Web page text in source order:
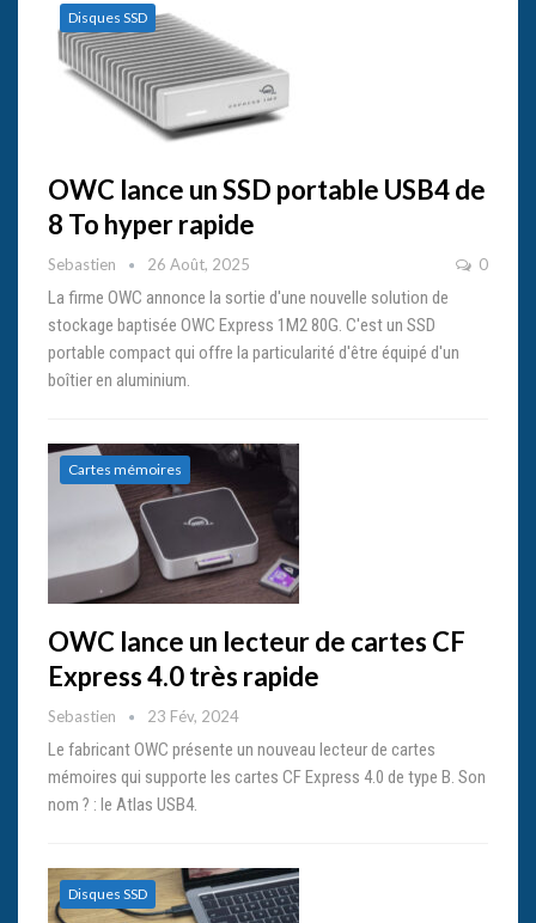
Disques SSD
OWC lance un SSD portable USB4 de
8 To hyper rapide
Sebastien 26 Août, 2025 0
La firme OWC annonce la sortie d'une nouvelle solution de
stockage baptisée OWC Express 1M2 80G. C'est un SSD
portable compact qui offre la particularité d'être équipé d'un
boîtier en aluminium.
Cartes mémoires
OWC lance un lecteur de cartes CF
Express 4.0 très rapide
Sebastien 23 Fév, 2024
Le fabricant OWC présente un nouveau lecteur de cartes
mémoires qui supporte les cartes CF Express 4.0 de type B. Son
nom ? : le Atlas USB4.
Disques SSD